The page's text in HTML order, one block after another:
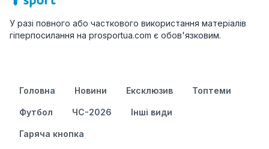
У разі повного або часткового використання матеріалів
гіперпосилання на prosportua.com є обов'язковим.
Головна Новини Ексклюзив Топтеми
Футбол ЧС-2026 Інші види
Гаряча кнопка